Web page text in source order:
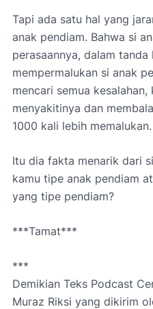
Tapi ada satu hal yang
anak pendiam. Bahwa si
perasaannya, dalam
mempermalukan si anak
mencari semua
menyakitinya dan
1000 kali lebih memalukan.
Itu dia fakta menarik dari
kamu tipe anak pendiam
yang tipe pendiam?
***Tamat***
***
Demikian Teks Podcast
Muraz Riksi yang dikirim